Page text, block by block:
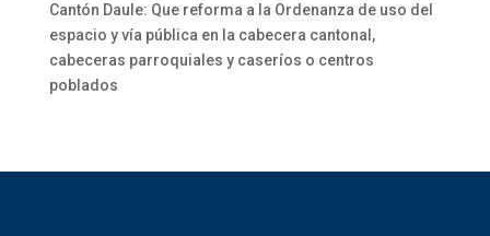
Cantón Daule: Que reforma a la Ordenanza de uso del
espacio y vía pública en la cabecera cantonal,
cabeceras parroquiales y caseríos o centros
poblados